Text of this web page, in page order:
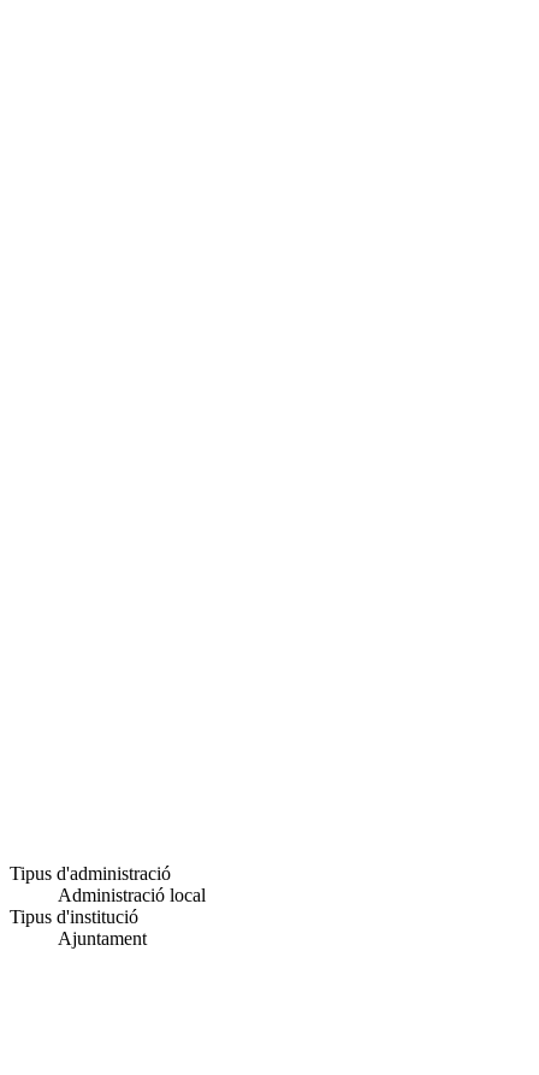
Tipus d'administració
Administració local
Tipus d'institució
Ajuntament